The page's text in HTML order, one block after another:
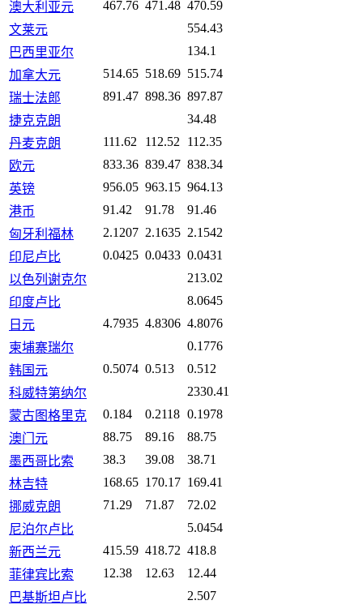
澳大利亚元 467.76 471.48 470.59
文莱元
554.43
巴西里亚尔
134.1
加拿大元
514.65 518.69 515.74
瑞士法郎
891.47 898.36 897.87
捷克克朗
34.48
丹麦克朗
111.62 112.52
112.35
欧元
833.36 839.47 838.34
英镑
956.05 963.15 964.13
港币
91.42 91.78
91.46
匈牙利福林
2.1207 2.1635 2.1542
印尼卢比
0.0425 0.0433 0.0431
以色列谢克尔
213.02
印度卢比
8.0645
日元
4.7935 4.8306 4.8076
柬埔寨瑞尔
0.1776
韩国元
0.5074 0.513
0.512
科威特第纳尔
2330.41
蒙古图格里克
0.184 0.2118 0.1978
澳门元
88.75 89.16
88.75
墨西哥比索
38.3 39.08
38.71
林吉特
168.65 170.17 169.41
挪威克朗
71.29 71.87
72.02
尼泊尔卢比
5.0454
新西兰元
415.59 418.72 418.8
菲律宾比索
12.38 12.63
12.44
巴基斯坦卢比
2.507